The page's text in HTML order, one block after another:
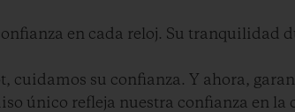
en cada reloj. Su tranquilidad
cuidamos su confianza. Y ahora,
único refleja nuestra confianza en la